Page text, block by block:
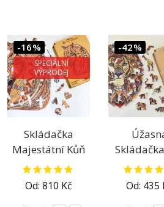
-16%
SPECIÁLNÍ
VÝPRODEJ
Skládačka
Majestátní Kůň
Od: 810 Kč
-42%
Od: 435